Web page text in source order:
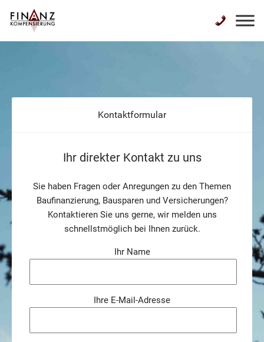
Kontaktformular
Ihr direkter Kontakt zu uns
Sie haben Fragen oder Anregungen zu den Themen
Baufinanzierung, Bausparen und Versicherungen?
Kontaktieren Sie uns gerne, wir melden uns
schnellstmöglich bei Ihnen zurück.
Ihr Name
Ihre E-Mail-Adresse